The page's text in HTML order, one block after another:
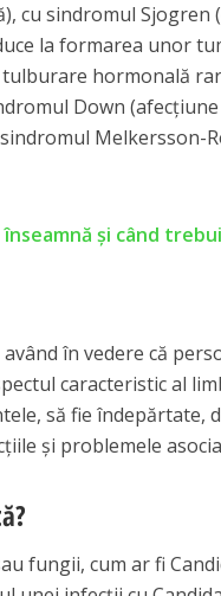
cu sindromul
la formarea unor
hormonală
Down (afecțiune
Melkersson-
şi când
în vedere că
caracteristic al
să fie îndepărtate,
și problemele
fungii, cum ar fi